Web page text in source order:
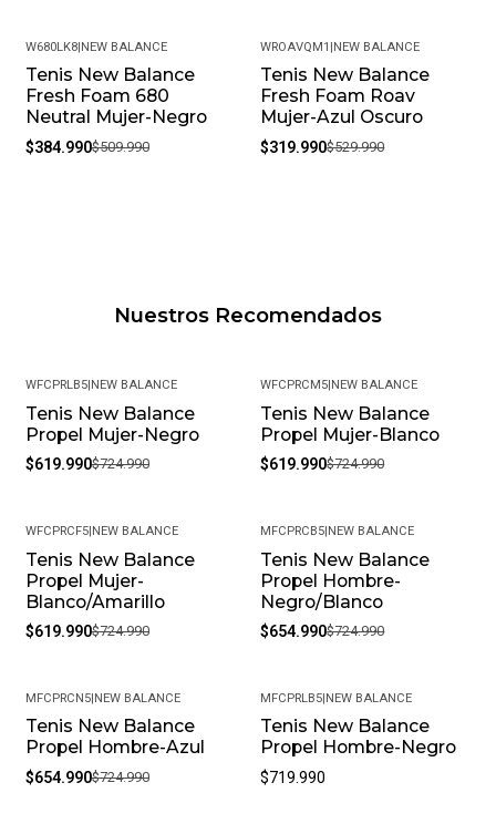
-25%
W680LK8|NEW BALANCE
Tenis New Balance
Fresh Foam 680
Neutral Mujer-Negro
$384.990$509.990
-40%
WROAVQM1 |NEW BALANCE
Tenis New Balance
Fresh Foam Roav
Mujer-Azul Oscuro
$319.990$529.990
Nuestros Recomendados
-14%
WFCPRLB5|NEW BALANCE
Tenis New Balance
Propel Mujer-Negro
$619.990$724.990
-14%
WFCPRCM5|NEW BALANCE
Tenis New Balance
Propel Mujer-Blanco
$619.990$724.990
-14%
WFCPRCF5|NEW BALANCE
Tenis New Balance
Propel Mujer-
Blanco/Amarillo
$619.990$724.990
-10%
MFCPRCB5|NEW BALANCE
Tenis New Balance
Propel Hombre-
Negro/Blanco
$654.990$724.990
-10%
MFCPRCN5|NEW BALANCE
Tenis New Balance
Propel Hombre-Azul
$654.990$724.990
MFCPRLB5|NEW BALANCE
Tenis New Balance
Propel Hombre-Negro
$719.990